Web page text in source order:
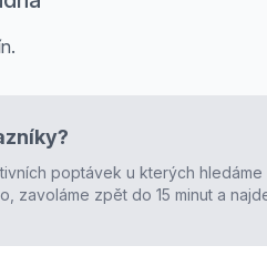
poptávek u kterých hledáme
zavoláme zpět do 15 minut a